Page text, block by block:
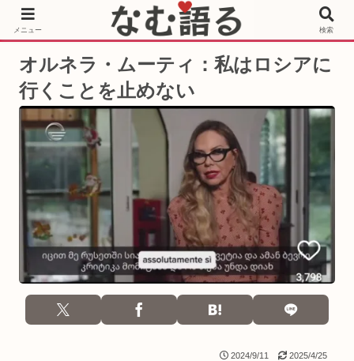
［PR］Prime Video もっと観るならサブスクリプション
オルネラ・ムーティ：私はロシアに
行くことを止めない
2024/9/11 2025/4/25
メニュー 検索